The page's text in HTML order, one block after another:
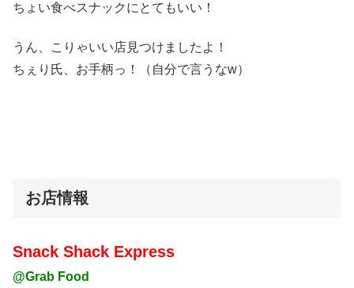
ちょい食べスナックにとてもいい！
うん、こりゃいい店見つけましたよ！
ちぇり氏、お手柄っ！（自分で言うなw）
お店情報
Snack Shack Express
@Grab Food